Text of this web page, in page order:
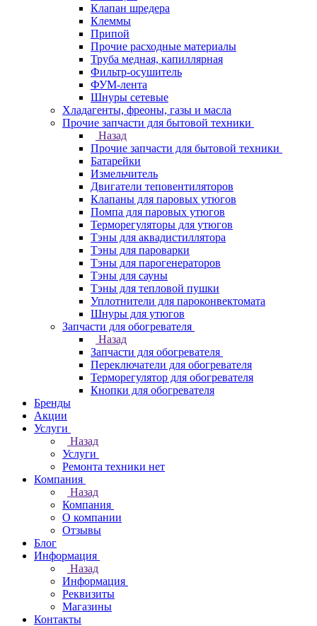
Клапан шредера
Клеммы
Припой
Прочие расходные материалы
Труба медная, капиллярная
Фильтр-осушитель
ФУМ-лента
Шнуры сетевые
Хладагенты, фреоны, газы и масла
Прочие запчасти для бытовой техники
Назад
Прочие запчасти для бытовой техники
Батарейки
Измельчитель
Двигатели теповентиляторов
Клапаны для паровых утюгов
Помпа для паровых утюгов
Терморегуляторы для утюгов
Тэны для аквадистиллятора
Тэны для пароварки
Тэны для парогенераторов
Тэны для сауны
Тэны для тепловой пушки
Уплотнители для пароконвектомата
Шнуры для утюгов
Запчасти для обогревателя
Назад
Запчасти для обогревателя
Переключатели для обогревателя
Терморегулятор для обогревателя
Кнопки для обогревателя
Бренды
Акции
Услуги
Назад
Услуги
Ремонта техники нет
Компания
Назад
Компания
О компании
Отзывы
Блог
Информация
Назад
Информация
Реквизиты
Магазины
Контакты